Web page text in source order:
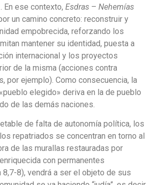
En ese contexto, Esdras – Nehemías
un camino concreto: reconstruir y
empobrecida, reforzando los
mantener su identidad, puesta a
internacional y los proyectos
de la misma (acciones contra
por ejemplo). Como consecuencia, la
elegido» deriva en la de pueblo
de las demás naciones.
de falta de autonomía política, los
repatriados se concentran en torno al
de las murallas restauradas por
con permanentes
8), vendrá a ser el objeto de sus